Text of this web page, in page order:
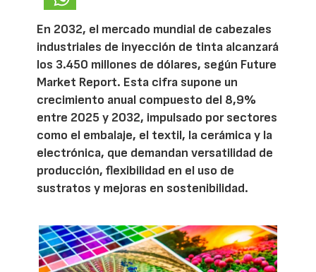
En 2032, el mercado mundial de cabezales
industriales de inyección de tinta alcanzará
los 3.450 millones de dólares, según Future
Market Report. Esta cifra supone un
crecimiento anual compuesto del 8,9%
entre 2025 y 2032, impulsado por sectores
como el embalaje, el textil, la cerámica y la
electrónica, que demandan versatilidad de
producción, flexibilidad en el uso de
sustratos y mejoras en sostenibilidad.